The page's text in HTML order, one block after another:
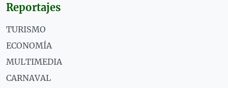
Reportajes
TURISMO
ECONOMÍA
MULTIMEDIA
CARNAVAL